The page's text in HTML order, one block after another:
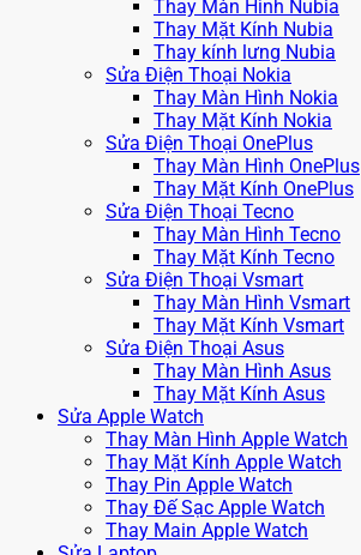
Thay Màn Hình Nubia
Thay Mặt Kính Nubia
Thay kính lưng Nubia
Sửa Điện Thoại Nokia
Thay Màn Hình Nokia
Thay Mặt Kính Nokia
Sửa Điện Thoại OnePlus
Thay Màn Hình OnePlus
Thay Mặt Kính OnePlus
Sửa Điện Thoại Tecno
Thay Màn Hình Tecno
Thay Mặt Kính Tecno
Sửa Điện Thoại Vsmart
Thay Màn Hình Vsmart
Thay Mặt Kính Vsmart
Sửa Điện Thoại Asus
Thay Màn Hình Asus
Thay Mặt Kính Asus
Sửa Apple Watch
Thay Màn Hình Apple Watch
Thay Mặt Kính Apple Watch
Thay Pin Apple Watch
Thay Đế Sạc Apple Watch
Thay Main Apple Watch